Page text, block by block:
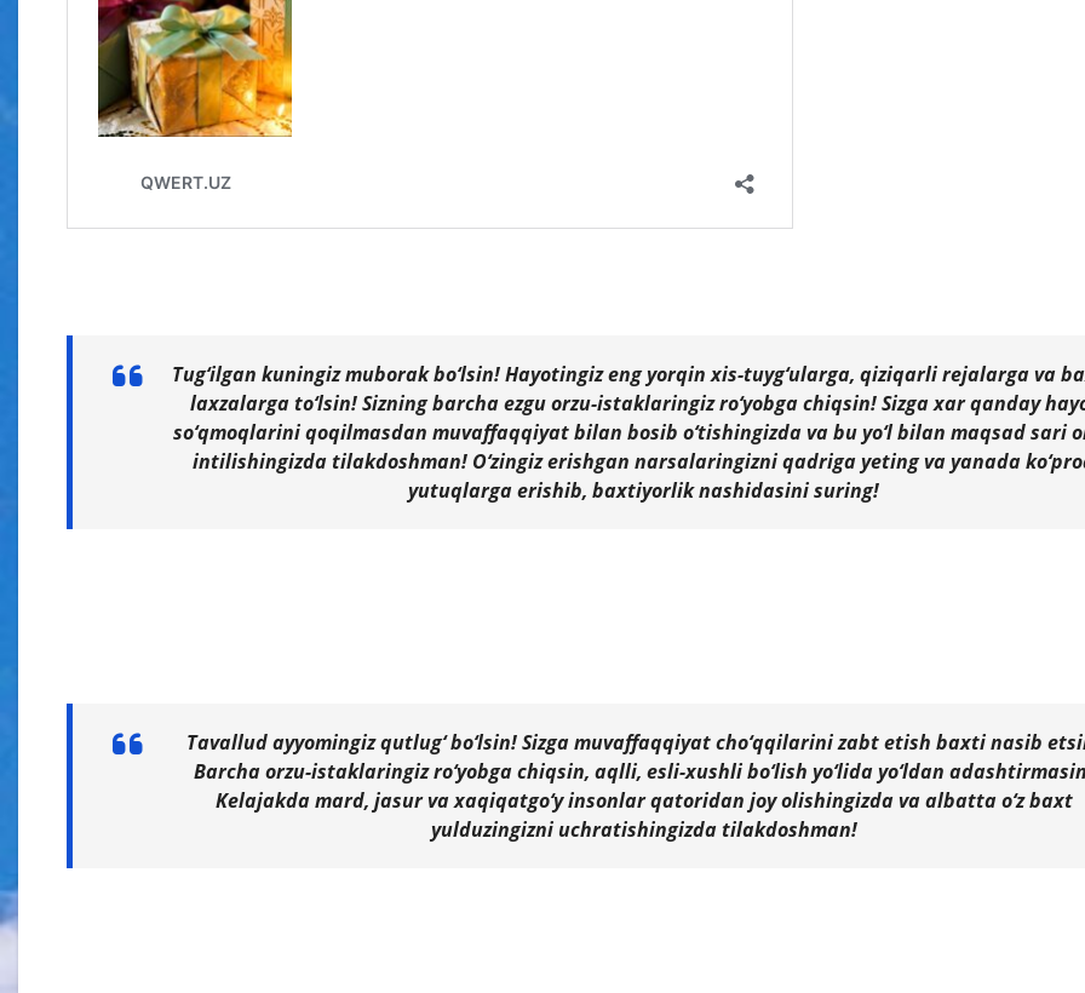
Tug‘ilgan kuningiz muborak bo‘lsin! Hayotingiz eng yorqin xis-tuyg‘ularga, qiziqarli rejalarga va
laxzalarga to‘lsin! Sizning barcha ezgu orzu-istaklaringiz ro‘yobga chiqsin! Sizga xar qanday
so‘qmoqlarini qoqilmasdan muvaffaqqiyat bilan bosib o‘tishingizda va bu yo‘l bilan maqsad sari
intilishingizda tilakdoshman! O‘zingiz erishgan narsalaringizni qadriga yeting va yanada
yutuqlarga erishib, baxtiyorlik nashidasini suring!
Tavallud ayyomingiz qutlug‘ bo‘lsin! Sizga muvaffaqqiyat cho‘qqilarini zabt etish baxti nasib
Barcha orzu-istaklaringiz ro‘yobga chiqsin, aqlli, esli-xushli bo‘lish yo‘lida yo‘ldan
Kelajakda mard, jasur va xaqiqatgo‘y insonlar qatoridan joy olishingizda va albatta o‘z baxt
yulduzingizni uchratishingizda tilakdoshman!